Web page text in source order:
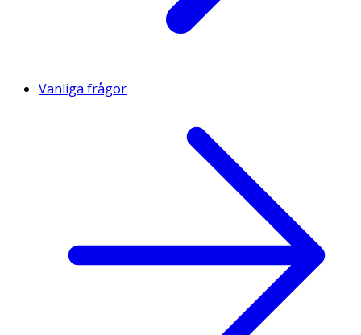
Vanliga frågor